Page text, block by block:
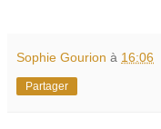
Sophie Gourion à 16:06
Partager